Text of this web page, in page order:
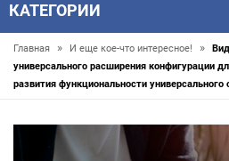
КАТЕГОРИИ
Главная » И еще кое-что интересное! »
универсального расширения конфигурации
развития функциональности универсального